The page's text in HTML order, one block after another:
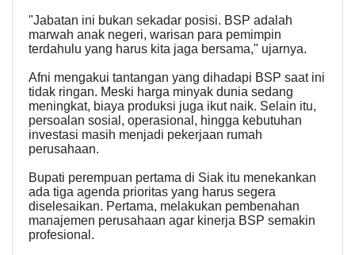
"Jabatan ini bukan sekadar posisi. BSP adalah
marwah anak negeri, warisan para pemimpin
terdahulu yang harus kita jaga bersama," ujarnya.
Afni mengakui tantangan yang dihadapi BSP saat ini
tidak ringan. Meski harga minyak dunia sedang
meningkat, biaya produksi juga ikut naik. Selain itu,
persoalan sosial, operasional, hingga kebutuhan
investasi masih menjadi pekerjaan rumah
perusahaan.
Bupati perempuan pertama di Siak itu menekankan
ada tiga agenda prioritas yang harus segera
diselesaikan. Pertama, melakukan pembenahan
manajemen perusahaan agar kinerja BSP semakin
profesional.